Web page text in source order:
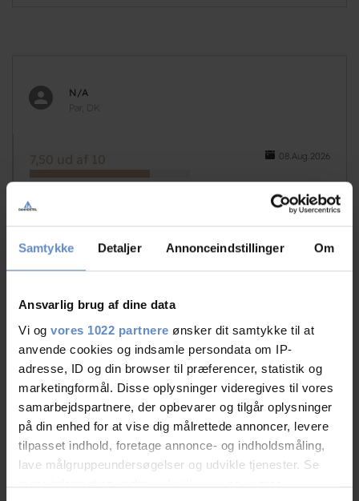
Samtykke Detaljer Annonceindstillinger Om
Ansvarlig brug af dine data
Vi og vores 1022 partnere ønsker dit samtykke til at
anvende cookies og indsamle persondata om IP-
adresse, ID og din browser til præferencer, statistik og
marketingformål. Disse oplysninger videregives til vores
samarbejdspartnere, der opbevarer og tilgår oplysninger
på din enhed for at vise dig målrettede annoncer, levere
tilpasset indhold, foretage annonce- og indholdsmåling,
lave målgruppeundersøgelser og udvikle tjenester. Se
mere information underindstillingerog i vores
N/A
Par, DK
08.Aug.2026
7,50 ud af 10
Trist at det ikke var flere besøgende
Det kunne personalet sagtens have klaret
Kompresser i køreskab larmede unødvendig
Haven omkring bygninger var velholdt måske lidt for
har nået Lolland
N/A
Familie med børn, DK
07.Aug.2026
7,50 ud af 10